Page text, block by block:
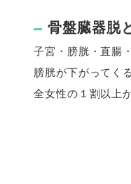
骨盤臓器脱
子宮・膀胱・直腸
膀胱が下がってく
全女性の１割以上